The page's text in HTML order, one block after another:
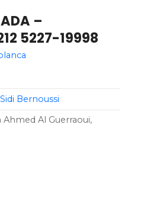
–
5227-19998
Sidi Bernoussi
Al Guerraoui,